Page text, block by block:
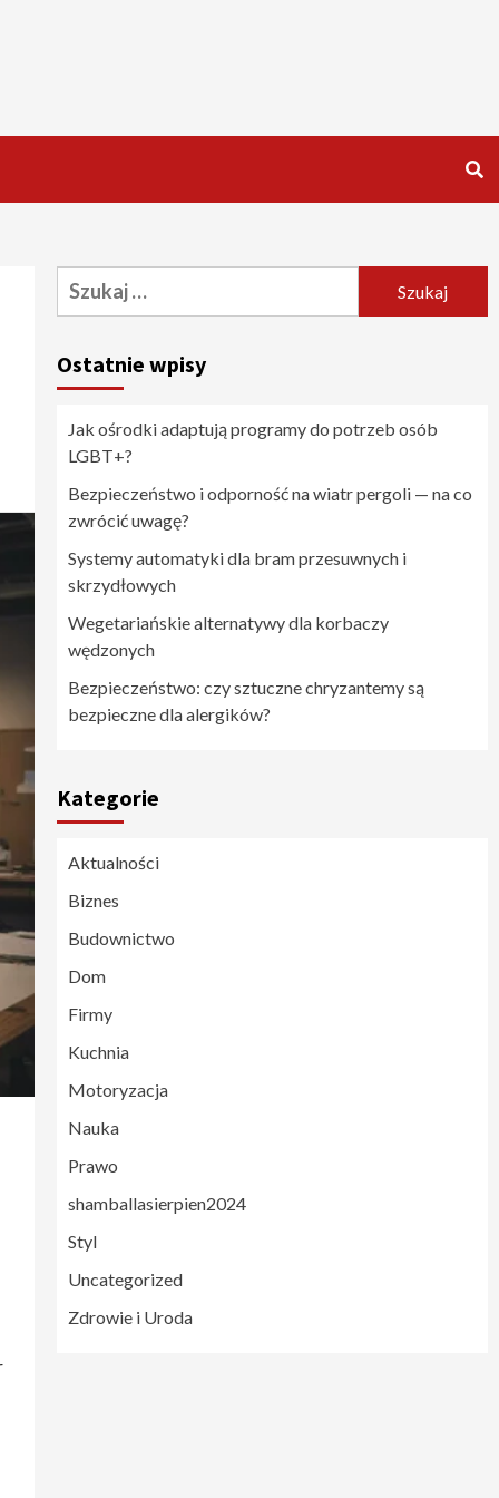
Szukaj:
Ostatnie wpisy
Jak ośrodki adaptują programy do potrzeb osób
LGBT+?
Bezpieczeństwo i odporność na wiatr pergoli — na co
zwrócić uwagę?
Systemy automatyki dla bram przesuwnych i
skrzydłowych
Wegetariańskie alternatywy dla korbaczy
wędzonych
Bezpieczeństwo: czy sztuczne chryzantemy są
bezpieczne dla alergików?
Kategorie
Aktualności
Biznes
Budownictwo
Dom
Firmy
Kuchnia
Motoryzacja
Nauka
Prawo
shamballasierpien2024
Styl
Uncategorized
Zdrowie i Uroda